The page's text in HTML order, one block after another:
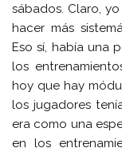
sábados. Claro,
hacer más
Eso sí, había una
los
hoy que hay
los jugadores
era como una
en los